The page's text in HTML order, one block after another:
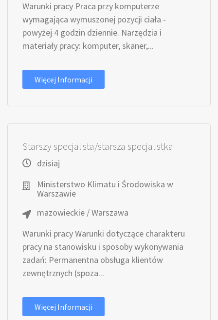
Warunki pracy Praca przy komputerze
wymagająca wymuszonej pozycji ciała -
powyżej 4 godzin dziennie. Narzędzia i
materiały pracy: komputer, skaner,...
Więcej Informacji
Starszy specjalista/starsza specjalistka
dzisiaj
Ministerstwo Klimatu i Środowiska w
Warszawie
mazowieckie / Warszawa
Warunki pracy Warunki dotyczące charakteru
pracy na stanowisku i sposoby wykonywania
zadań: Permanentna obsługa klientów
zewnętrznych (spoza...
Więcej Informacji